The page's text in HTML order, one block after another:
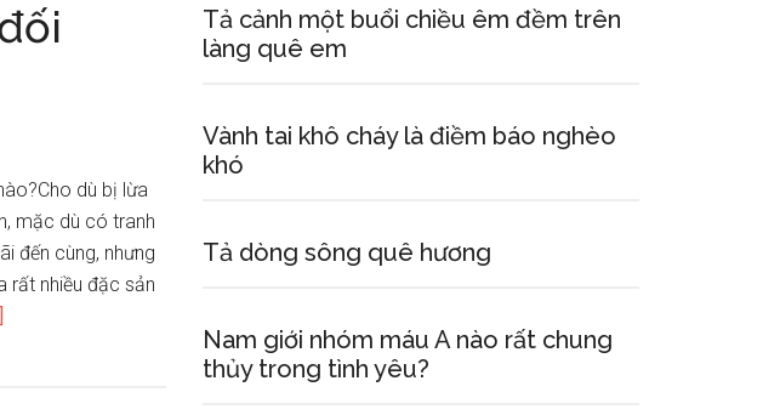
dù bị lừa
mặc dù có tranh
đến cùng, nhưng
rất nhiều đặc sản
Tả cảnh một buổi chiều êm đềm trên
làng quê em
Vành tai khô cháy là điềm báo nghèo
khó
Tả dòng sông quê hương
Nam giới nhóm máu A nào rất chung
thủy trong tình yêu?